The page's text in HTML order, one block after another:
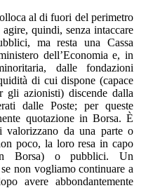
al di fuori del perimetro
quindi, senza intaccare
ma resta una Cassa
dell’Economia e, in
dalle fondazioni
di cui dispone (capace
gli azionisti) discende dalla
dalle Poste; per queste
quotazione in Borsa. È
da una parte o
poco, la loro resa in capo
Borsa) o pubblici. Un
non vogliamo continuare a
avere abbondantemente